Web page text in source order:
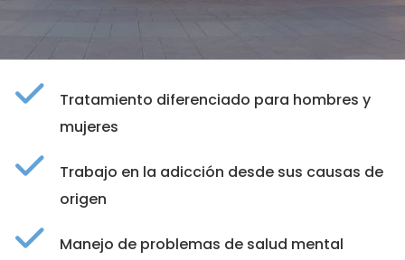
Tratamiento diferenciado para hombres y
mujeres
Trabajo en la adicción desde sus causas de
origen
Manejo de problemas de salud mental